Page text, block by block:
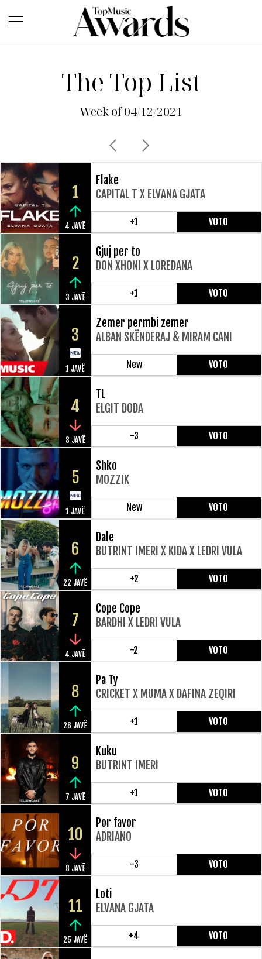
The Top List
Week of 04/12/2021
1
4 JAVË
Flake
CAPITAL T X ELVANA GJATA
+1 VOTO
2
3 JAVË
Gjuj per to
DON XHONI X LOREDANA
+1 VOTO
3
1 JAVË
Zemer permbi zemer
ALBAN SKËNDERAJ & MIRAM CANI
New VOTO
4
8 JAVË
TL
ELGIT DODA
-3 VOTO
5
1 JAVË
Shko
MOZZIK
New VOTO
6
22 JAVË
Dale
BUTRINT IMERI X KIDA X LEDRI VULA
+2 VOTO
7
4 JAVË
Cope Cope
BARDHI X LEDRI VULA
-2 VOTO
8
26 JAVË
Pa Ty
CRICKET X MUMA X DAFINA ZEQIRI
+1 VOTO
9
7 JAVË
Kuku
BUTRINT IMERI
+1 VOTO
10
8 JAVË
Por favor
ADRIANO
-3 VOTO
11
25 JAVË
Loti
ELVANA GJATA
+4 VOTO